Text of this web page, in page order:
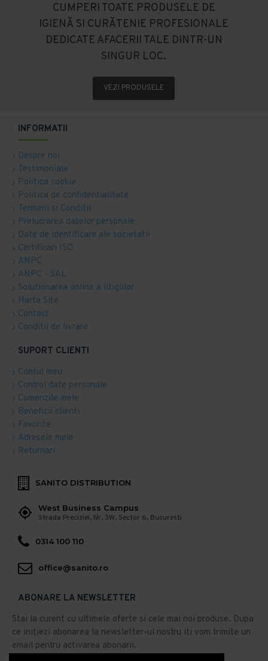
CUMPERI TOATE PRODUSELE DE
IGIENĂ SI CURĂTENIE PROFESIONALE
DEDICATE AFACERII TALE DINTR-UN
SINGUR LOC.
VEZI PRODUSELE
INFORMATII
Despre noi
Testimoniale
Politica cookie
Politica de confidentialitate
Termeni si Conditii
Prelucrarea datelor personale
Date de identificare ale societatii
Certificari ISO
ANPC
ANPC - SAL
Solutionarea online a litigiilor
Harta Site
Contact
Conditii de livrare
SUPORT CLIENTI
Contul meu
Control date personale
Comenzile mele
Beneficii clienti
Favorite
Adresele mele
Returnari
SANITO DISTRIBUTION
West Business Campus
Strada Preciziei, Nr, 3W, Sector 6, Bucuresti
0314 100 110
office@sanito.ro
ABONARE LA NEWSLETTER
Stai la curent cu ultimele oferte si cele mai noi produse. Dupa
ce initiezi abonarea la newsletter-ul nostru iti vom trimite un
email pentru activarea abonarii.